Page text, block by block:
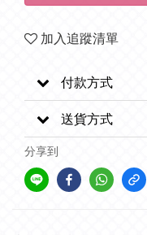
加入追蹤清單
付款方式
送貨方式
分享到